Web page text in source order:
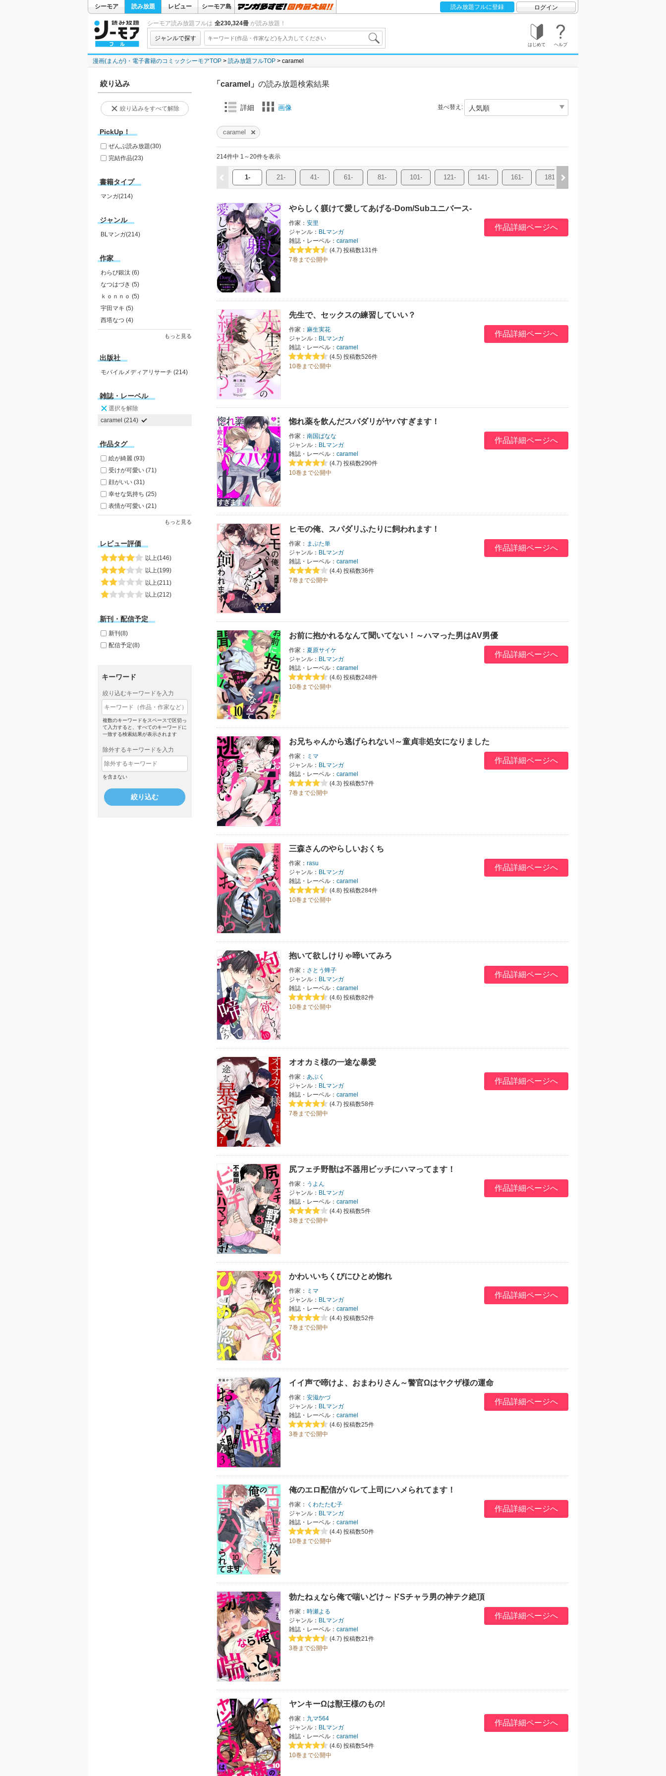
シーモア 読み放題 レビュー シーモア島 読み放題フルに登録 ログイン
シーモア読み放題フルは 全230,324冊 が読み放題！
ジャンルで探す
はじめて ヘルプ
漫画(まんが)・電子書籍のコミックシーモアTOP 読み放題フルTOP caramel
絞り込み
絞り込みをすべて解除
PickUp！
ぜんぶ読み放題(30)
完結作品(23)
書籍タイプ
マンガ(214)
ジャンル
BLマンガ(214)
作家
わらび銀汰 (6)
なつはづき (5)
ｋｏｎｎｏ (5)
宇田マキ (5)
西塔なつ (4)
もっと見る
出版社
モバイルメディアリサーチ (214)
雑誌・レーベル
選択を解除
caramel (214)
作品タグ
絵が綺麗 (93)
受けが可愛い (71)
顔がいい (31)
幸せな気持ち (25)
表情が可愛い (21)
もっと見る
レビュー評価
以上(146)
以上(199)
以上(211)
以上(212)
新刊・配信予定
新刊(8)
配信予定(8)
キーワード
絞り込むキーワードを入力
複数のキーワードをスペースで区切っ
て入力すると、すべてのキーワードに
一致する検索結果が表示されます
除外するキーワードを入力
を含まない
絞り込む
「caramel」 の読み放題検索結果
詳細 画像 並べ替え:
caramel
214件中 1～20件を表示
1- 21- 41- 61- 81- 101- 121- 141- 161- 181-
やらしく躾けて愛してあげる-Dom/Subユニバース-
作家： 安里
ジャンル： BLマンガ
雑誌・レーベル： caramel
(4.7) 投稿数131件
7巻まで公開中
作品詳細ページへ
先生で、セックスの練習していい？
作家： 麻生実花
ジャンル： BLマンガ
雑誌・レーベル： caramel
(4.5) 投稿数526件
10巻まで公開中
作品詳細ページへ
惚れ薬を飲んだスパダリがヤバすぎます！
作家： 南国ばなな
ジャンル： BLマンガ
雑誌・レーベル： caramel
(4.7) 投稿数290件
10巻まで公開中
作品詳細ページへ
ヒモの俺、スパダリふたりに飼われます！
作家： まぶた単
ジャンル： BLマンガ
雑誌・レーベル： caramel
(4.4) 投稿数36件
7巻まで公開中
作品詳細ページへ
お前に抱かれるなんて聞いてない！～ハマった男はAV男優
作家： 夏原サイケ
ジャンル： BLマンガ
雑誌・レーベル： caramel
(4.6) 投稿数248件
10巻まで公開中
作品詳細ページへ
お兄ちゃんから逃げられない!～童貞非処女になりました
作家： ミマ
ジャンル： BLマンガ
雑誌・レーベル： caramel
(4.3) 投稿数57件
7巻まで公開中
作品詳細ページへ
三森さんのやらしいおくち
作家： rasu
ジャンル： BLマンガ
雑誌・レーベル： caramel
(4.8) 投稿数284件
10巻まで公開中
作品詳細ページへ
抱いて欲しけりゃ啼いてみろ
作家： さとう蜂子
ジャンル： BLマンガ
雑誌・レーベル： caramel
(4.6) 投稿数82件
10巻まで公開中
作品詳細ページへ
オオカミ様の一途な暴愛
作家： あぶく
ジャンル： BLマンガ
雑誌・レーベル： caramel
(4.7) 投稿数58件
7巻まで公開中
作品詳細ページへ
尻フェチ野獣は不器用ビッチにハマってます！
作家： うよん
ジャンル： BLマンガ
雑誌・レーベル： caramel
(4.4) 投稿数5件
3巻まで公開中
作品詳細ページへ
かわいいちくびにひとめ惚れ
作家： ミマ
ジャンル： BLマンガ
雑誌・レーベル： caramel
(4.4) 投稿数52件
7巻まで公開中
作品詳細ページへ
イイ声で啼けよ、おまわりさん～警官Ωはヤクザ様の運命
作家： 安滋かづ
ジャンル： BLマンガ
雑誌・レーベル： caramel
(4.6) 投稿数25件
3巻まで公開中
作品詳細ページへ
俺のエロ配信がバレて上司にハメられてます！
作家： くわたたむ子
ジャンル： BLマンガ
雑誌・レーベル： caramel
(4.4) 投稿数50件
10巻まで公開中
作品詳細ページへ
勃たねぇなら俺で喘いどけ～ドSチャラ男の神テク絶頂
作家： 時瀬よる
ジャンル： BLマンガ
雑誌・レーベル： caramel
(4.7) 投稿数21件
3巻まで公開中
作品詳細ページへ
ヤンキーΩは獣王様のもの!
作家： 九マ564
ジャンル： BLマンガ
雑誌・レーベル： caramel
(4.6) 投稿数54件
10巻まで公開中
作品詳細ページへ